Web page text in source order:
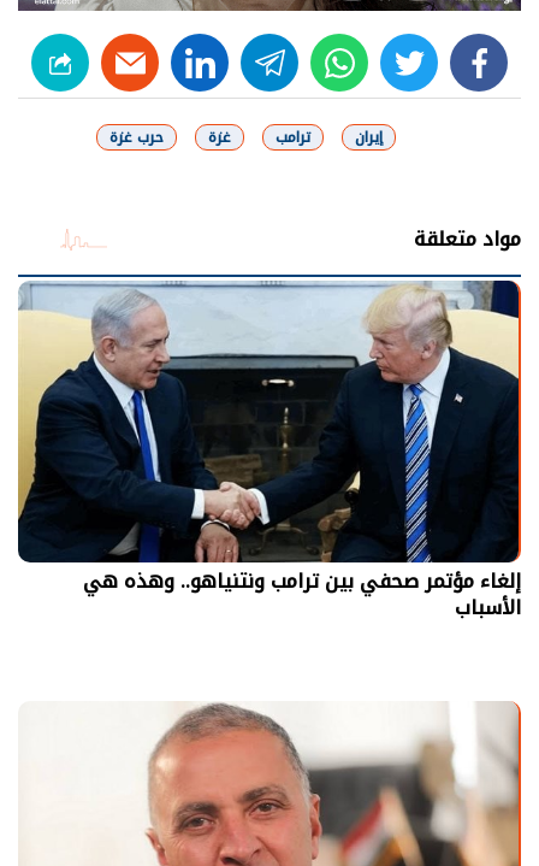
facebook
twitter
whats
telegram
linkedin
إيران ترامب غزة حرب غزة
مواد متعلقة
إلغاء مؤتمر صحفي بين ترامب ونتنياهو.. وهذه هي
الأسباب